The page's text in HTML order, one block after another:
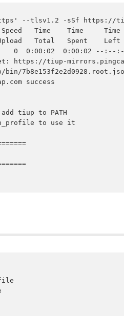
--tlsv1.2 -sSf https://
0  0:00:02  0:00:02 --:--
https://tiup-
success
tiup to PATH
to use it